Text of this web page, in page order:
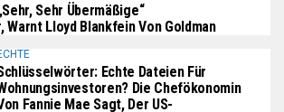
Sehr Übermäßige“
Lloyd Blankfein Von Goldman
Echte Dateien Für
Die Chefökonomin
Fannie Mae Sagt, Der US-